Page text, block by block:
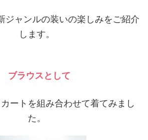
ジャンルの装いの楽しみをご紹介
します。
ブラウスとして
ートを組み合わせて着てみまし
た。